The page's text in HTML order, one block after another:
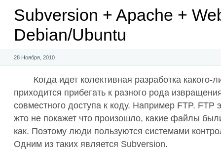
Subversion + Apache +
Debian/Ubuntu
28 Ноября, 2010
Когда идет колективная разработка какого-
приходится прибегать к разного рода
совместного доступа к коду. Например FTP. FTP
жто не покажет что произошло, какие файлы
как. Поэтому люди пользуются системами
Одним из таких является Subversion.